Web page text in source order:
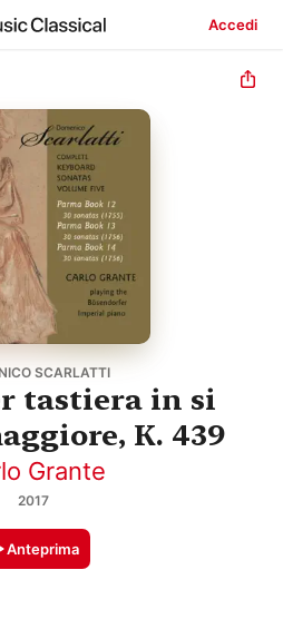
Accedi
SCARLATTI
tastiera in si
K. 439
Grante
2017
Anteprima